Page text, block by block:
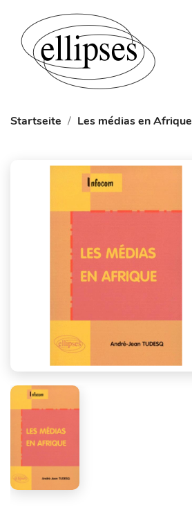
Startseite Les médias en Afrique